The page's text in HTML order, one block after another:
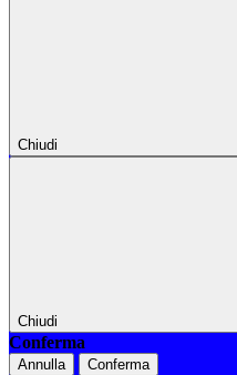
Chiudi
Chiudi
Conferma
Annulla Conferma